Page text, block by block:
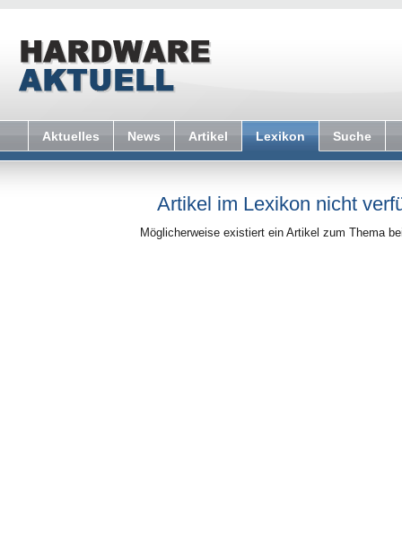
Aktuelles News Artikel Lexikon Suche
Artikel im Lexikon nicht
Möglicherweise existiert ein Artikel zum Thema